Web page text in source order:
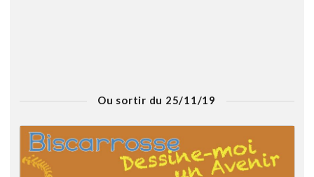
Ou sortir du 25/11/19